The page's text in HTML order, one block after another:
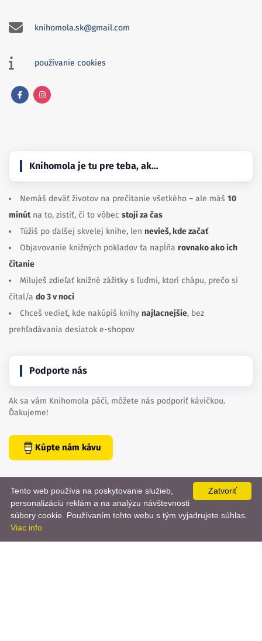
knihomola.sk@gmail.com
používanie cookies
Knihomola je tu pre teba, ak…
Nemáš deväť životov na prečítanie všetkého – ale máš 10
minútna to, zistiť, či to vôbec stojí za čas
Túžiš po ďalšej skvelej knihe, len nevieš, kde začať
Objavovanie knižných pokladov ťa napĺňa rovnako ako ich
čítanie
Miluješ zdieľať knižné zážitky s ľuďmi, ktorí chápu, prečo si
čítal/a do 3 v noci
Chceš vedieť, kde nakúpiš knihy najlacnejšie, bez
prehľadávania desiatok e-shopov
Podporte nás
Ak sa vám Knihomola páči, môžete nás podporiť kávičkou.
Ďakujeme!
Kúpte nám kávu
📨
Zatvoriť
Tento web používa na poskytovanie služieb,
personalizáciu reklám a na analýzu návštevnosti
súbory cookie. Používaním tohto webu s tým vyjadrujete súhlas.
Viac info